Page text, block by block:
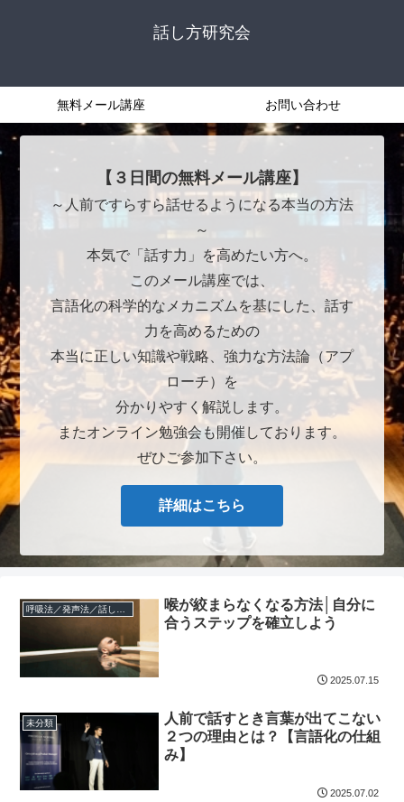
話し方研究会
無料メール講座 お問い合わせ
【３日間の無料メール講座】
～人前ですらすら話せるようになる本当の方法
～
本気で「話す力」を高めたい方へ。
このメール講座では、
言語化の科学的なメカニズムを基にした、話す
力を高めるための
本当に正しい知識や戦略、強力な方法論（アプ
ローチ）を
分かりやすく解説します。
またオンライン勉強会も開催しております。
ぜひご参加下さい。
詳細はこちら
呼吸法／発声法／話し方の改善
喉が絞まらなくなる方法│自分に
合うステップを確立しよう
2025.07.15
未分類
人前で話すとき言葉が出てこない
２つの理由とは？【言語化の仕組
み】
2025.07.02